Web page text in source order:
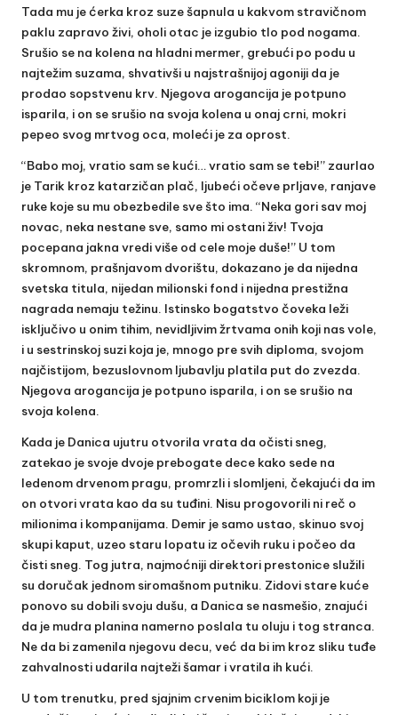
Tada mu je ćerka kroz suze šapnula u kakvom stravičnom
paklu zapravo živi, oholi otac je izgubio tlo pod nogama.
Srušio se na kolena na hladni mermer, grebući po podu u
najtežim suzama, shvativši u najstrašnijoj agoniji da je
prodao sopstvenu krv. Njegova arogancija je potpuno
isparila, i on se srušio na svoja kolena u onaj crni, mokri
pepeo svog mrtvog oca, moleći je za oprost.
“Babo moj, vratio sam se kući… vratio sam se tebi!” zaurlao
je Tarik kroz katarzičan plač, ljubeći očeve prljave, ranjave
ruke koje su mu obezbedile sve što ima. “Neka gori sav moj
novac, neka nestane sve, samo mi ostani živ! Tvoja
pocepana jakna vredi više od cele moje duše!” U tom
skromnom, prašnjavom dvorištu, dokazano je da nijedna
svetska titula, nijedan milionski fond i nijedna prestižna
nagrada nemaju težinu. Istinsko bogatstvo čoveka leži
isključivo u onim tihim, nevidljivim žrtvama onih koji nas vole,
i u sestrinskoj suzi koja je, mnogo pre svih diploma, svojom
najčistijom, bezuslovnom ljubavlju platila put do zvezda.
Njegova arogancija je potpuno isparila, i on se srušio na
svoja kolena.
Kada je Danica ujutru otvorila vrata da očisti sneg,
zatekao je svoje dvoje prebogate dece kako sede na
ledenom drvenom pragu, promrzli i slomljeni, čekajući da im
on otvori vrata kao da su tuđini. Nisu progovorili ni reč o
milionima i kompanijama. Demir je samo ustao, skinuo svoj
skupi kaput, uzeo staru lopatu iz očevih ruku i počeo da
čisti sneg. Tog jutra, najmoćniji direktori prestonice služili
su doručak jednom siromašnom putniku. Zidovi stare kuće
ponovo su dobili svoju dušu, a Danica se nasmešio, znajući
da je mudra planina namerno poslala tu oluju i tog stranca.
Ne da bi zamenila njegovu decu, već da bi im kroz sliku tuđe
zahvalnosti udarila najteži šamar i vratila ih kući.
U tom trenutku, pred sjajnim crvenim biciklom koji je